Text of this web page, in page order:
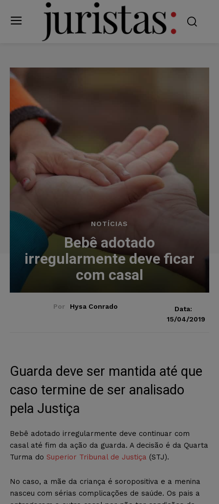
NOTÍCIAS
Bebê adotado
irregularmente deve ficar
com casal
Por Hysa Conrado
Data:
15/04/2019
Guarda deve ser mantida até que
caso termine de ser analisado
pela Justiça
Bebê adotado irregularmente deve continuar com
casal até fim da ação da guarda. A decisão é da Quarta
Turma do Superior Tribunal de Justiça (STJ).
No caso, a mãe da criança é soropositiva e a menina
nasceu com sérias complicações de saúde. Os pais a